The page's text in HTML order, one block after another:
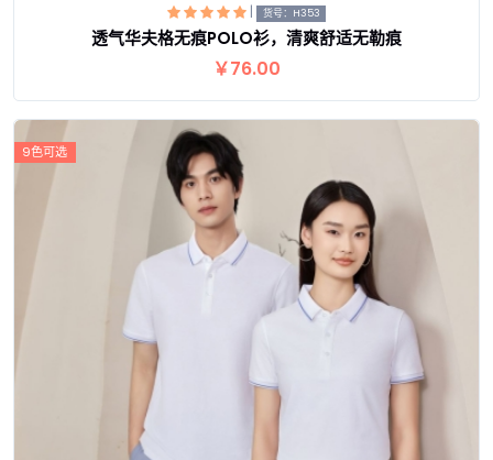
查看详情
| 货号：H353
透气华夫格无痕POLO衫，清爽舒适无勒痕
￥76.00
9色可选